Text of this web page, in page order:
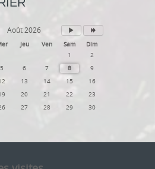
Août 2026
Jeu Ven Sam
Dim
1
2
5 6 7 8
9
13 14 15
16
20 21 22
23
27 28 29
30